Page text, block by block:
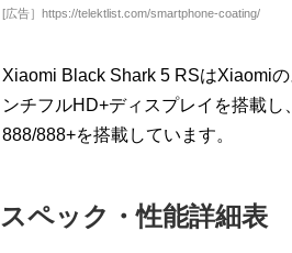
[広告］https://telektlist.com/smartphone-coating/
Xiaomi Black Shark 5 RSはXiaomi
ンチフルHD+ディスプレイを搭載
888/888+を搭載しています。
スペック・性能詳細表